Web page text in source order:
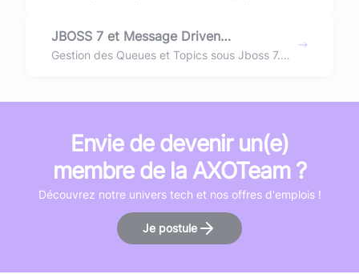
JBOSS 7 et Message Driven
Architecture (MDA)
Gestion des Queues et Topics sous Jboss 7.
Envie de devenir un(e)
membre de la AXOTeam ?
Découvrez notre univers tech et nos offres d'emplois !
Je postule